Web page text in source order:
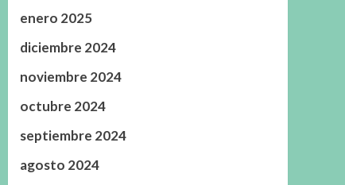
enero 2025
diciembre 2024
noviembre 2024
octubre 2024
septiembre 2024
agosto 2024